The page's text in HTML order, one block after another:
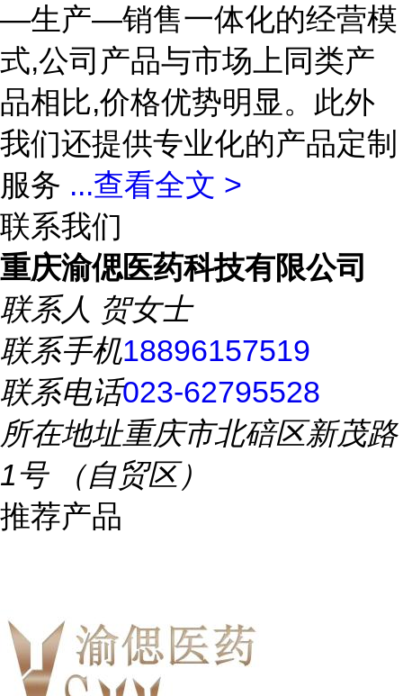
—生产—销售一体化的经营模
式,公司产品与市场上同类产
品相比,价格优势明显。此外
我们还提供专业化的产品定制
服务 ...查看全文 >
联系我们
重庆渝偲医药科技有限公司
联系人 贺女士
联系手机18896157519
联系电话023-62795528
所在地址重庆市北碚区新茂路
1号 （自贸区）
推荐产品